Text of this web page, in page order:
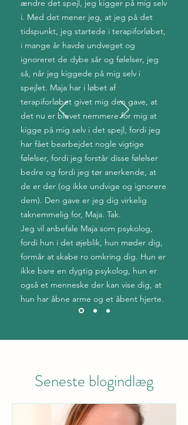
ændre det spejl, jeg kigger på mig selv
i. Med det mener jeg, at jeg på det
tidspunkt, jeg startede i terapiforløbet,
i mange år havde undveget og
ignoreret de dybe sår og følelser, jeg
så, når jeg kiggede på mig selv i
spejlet. Maja har i løbet af
terapiforløbet givet mig den gave, at
det nu er blevet nemmere for mig at
kigge på mig selv i det spejl, fordi jeg
har fået bearbejdet nogle vigtige
følelser, fordi jeg forstår disse følelser
bedre og fordi jeg tør anerkende, at
de er der (og ikke undvige og ignorere
dem). Den gave er jeg dig virkelig
taknemmelig for, Maja. Tak.
Jeg vil anbefale Maja som psykolog,
fordi hun i det øjeblik, hun møder dig,
formår at skabe ro omkring dig. Hun er
ikke bare en dygtig psykolog, hun er
også et menneske der kan vise dig, at
hun har åbne arme og et åbent hjerte.
Seneste blogindlæg